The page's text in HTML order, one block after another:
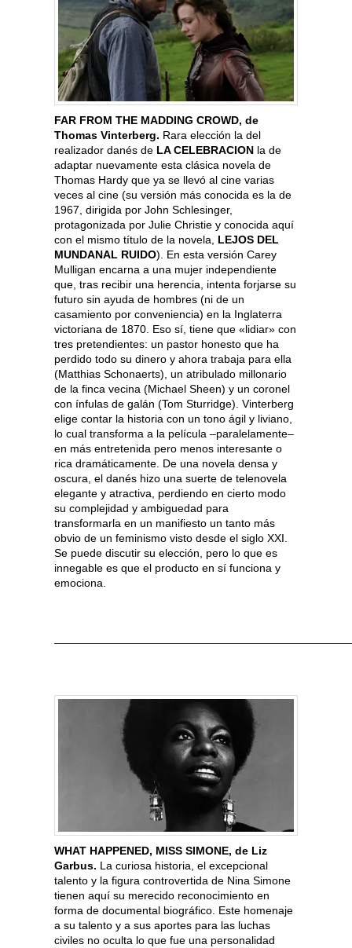
FAR FROM THE MADDING CROWD, de
Thomas Vinterberg. Rara elección la del
realizador danés de LA CELEBRACION la de
adaptar nuevamente esta clásica novela de
Thomas Hardy que ya se llevó al cine varias
veces al cine (su versión más conocida es la de
1967, dirigida por John Schlesinger,
protagonizada por Julie Christie y conocida aquí
con el mismo título de la novela, LEJOS DEL
MUNDANAL RUIDO). En esta versión Carey
Mulligan encarna a una mujer independiente
que, tras recibir una herencia, intenta forjarse su
futuro sin ayuda de hombres (ni de un
casamiento por conveniencia) en la Inglaterra
victoriana de 1870. Eso sí, tiene que «lidiar» con
tres pretendientes: un pastor honesto que ha
perdido todo su dinero y ahora trabaja para ella
(Matthias Schonaerts), un atribulado millonario
de la finca vecina (Michael Sheen) y un coronel
con ínfulas de galán (Tom Sturridge). Vinterberg
elige contar la historia con un tono ágil y liviano,
lo cual transforma a la película –paralelamente–
en más entretenida pero menos interesante o
rica dramáticamente. De una novela densa y
oscura, el danés hizo una suerte de telenovela
elegante y atractiva, perdiendo en cierto modo
su complejidad y ambiguedad para
transformarla en un manifiesto un tanto más
obvio de un feminismo visto desde el siglo XXI.
Se puede discutir su elección, pero lo que es
innegable es que el producto en sí funciona y
emociona.
WHAT HAPPENED, MISS SIMONE, de Liz
Garbus. La curiosa historia, el excepcional
talento y la figura controvertida de Nina Simone
tienen aquí su merecido reconocimiento en
forma de documental biográfico. Este homenaje
a su talento y a sus aportes para las luchas
civiles no oculta lo que fue una personalidad